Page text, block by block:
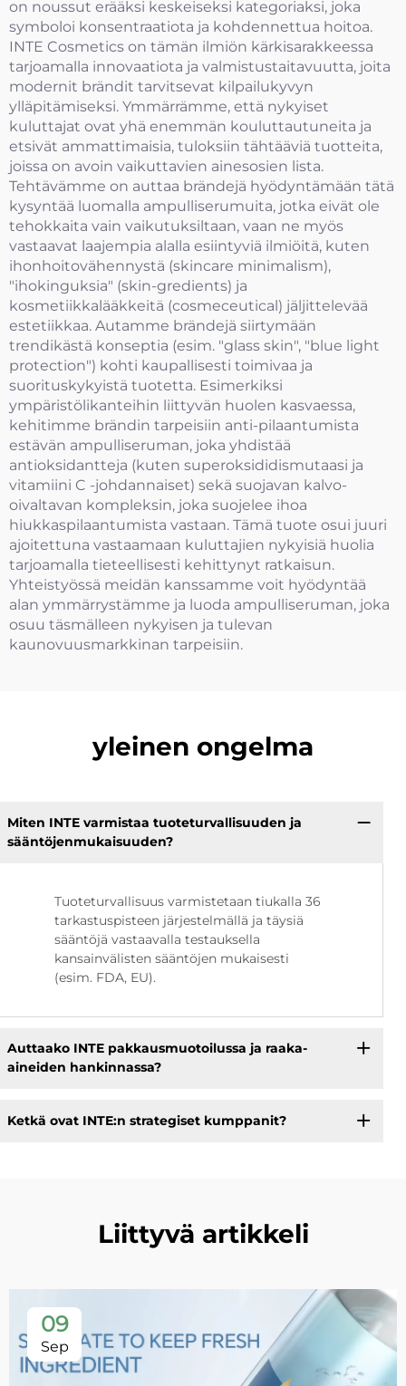
on noussut erääksi keskeiseksi kategoriaksi, joka
symboloi konsentraatiota ja kohdennettua hoitoa.
INTE Cosmetics on tämän ilmiön kärkisarakkeessa
tarjoamalla innovaatiota ja valmistustaitavuutta, joita
modernit brändit tarvitsevat kilpailukyvyn
ylläpitämiseksi. Ymmärrämme, että nykyiset
kuluttajat ovat yhä enemmän kouluttautuneita ja
etsivät ammattimaisia, tuloksiin tähtääviä tuotteita,
joissa on avoin vaikuttavien ainesosien lista.
Tehtävämme on auttaa brändejä hyödyntämään tätä
kysyntää luomalla ampulliserumuita, jotka eivät ole
tehokkaita vain vaikutuksiltaan, vaan ne myös
vastaavat laajempia alalla esiintyviä ilmiöitä, kuten
ihonhoitovähennystä (skincare minimalism),
"ihokinguksia" (skin-gredients) ja
kosmetiikkalääkkeitä (cosmeceutical) jäljittelevää
estetiikkaa. Autamme brändejä siirtymään
trendikästä konseptia (esim. "glass skin", "blue light
protection") kohti kaupallisesti toimivaa ja
suorituskykyistä tuotetta. Esimerkiksi
ympäristölikanteihin liittyvän huolen kasvaessa,
kehitimme brändin tarpeisiin anti-pilaantumista
estävän ampulliseruman, joka yhdistää
antioksidantteja (kuten superoksididismutaasi ja
vitamiini C -johdannaiset) sekä suojavan kalvo-
oivaltavan kompleksin, joka suojelee ihoa
hiukkaspilaantumista vastaan. Tämä tuote osui juuri
ajoitettuna vastaamaan kuluttajien nykyisiä huolia
tarjoamalla tieteellisesti kehittynyt ratkaisun.
Yhteistyössä meidän kanssamme voit hyödyntää
alan ymmärrystämme ja luoda ampulliseruman, joka
osuu täsmälleen nykyisen ja tulevan
kaunovuusmarkkinan tarpeisiin.
yleinen ongelma
Miten INTE varmistaa tuoteturvallisuuden ja
sääntöjenmukaisuuden?
Tuoteturvallisuus varmistetaan tiukalla 36
tarkastuspisteen järjestelmällä ja täysiä
sääntöjä vastaavalla testauksella
kansainvälisten sääntöjen mukaisesti
(esim. FDA, EU).
Auttaako INTE pakkausmuotoilussa ja raaka-
aineiden hankinnassa?
Ketkä ovat INTE:n strategiset kumppanit?
Liittyvä artikkeli
09
Sep